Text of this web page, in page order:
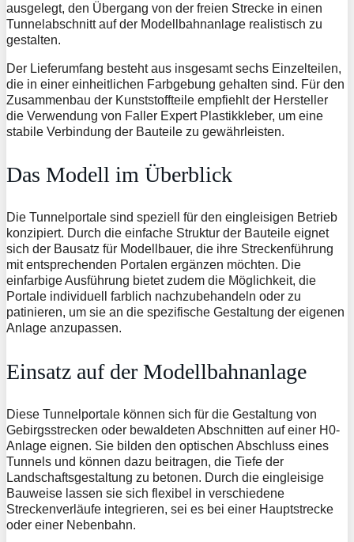
ausgelegt, den Übergang von der freien Strecke in einen
Tunnelabschnitt auf der Modellbahnanlage realistisch zu
gestalten.
Der Lieferumfang besteht aus insgesamt sechs Einzelteilen,
die in einer einheitlichen Farbgebung gehalten sind. Für den
Zusammenbau der Kunststoffteile empfiehlt der Hersteller
die Verwendung von Faller Expert Plastikkleber, um eine
stabile Verbindung der Bauteile zu gewährleisten.
Das Modell im Überblick
Die Tunnelportale sind speziell für den eingleisigen Betrieb
konzipiert. Durch die einfache Struktur der Bauteile eignet
sich der Bausatz für Modellbauer, die ihre Streckenführung
mit entsprechenden Portalen ergänzen möchten. Die
einfarbige Ausführung bietet zudem die Möglichkeit, die
Portale individuell farblich nachzubehandeln oder zu
patinieren, um sie an die spezifische Gestaltung der eigenen
Anlage anzupassen.
Einsatz auf der Modellbahnanlage
Diese Tunnelportale können sich für die Gestaltung von
Gebirgsstrecken oder bewaldeten Abschnitten auf einer H0-
Anlage eignen. Sie bilden den optischen Abschluss eines
Tunnels und können dazu beitragen, die Tiefe der
Landschaftsgestaltung zu betonen. Durch die eingleisige
Bauweise lassen sie sich flexibel in verschiedene
Streckenverläufe integrieren, sei es bei einer Hauptstrecke
oder einer Nebenbahn.